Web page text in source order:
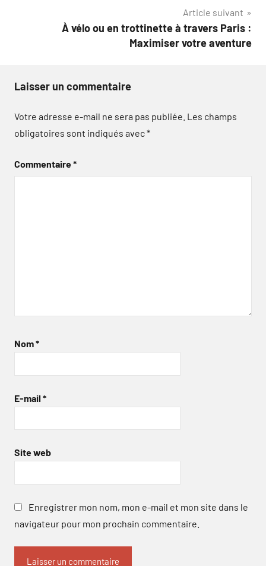
Article suivant
À vélo ou en trottinette à travers Paris :
Maximiser votre aventure
Laisser un commentaire
Votre adresse e-mail ne sera pas publiée. Les champs
obligatoires sont indiqués avec*
Commentaire*
Nom*
E-mail *
Site web
Enregistrer mon nom, mon e-mail et mon site dans le
navigateur pour mon prochain commentaire.